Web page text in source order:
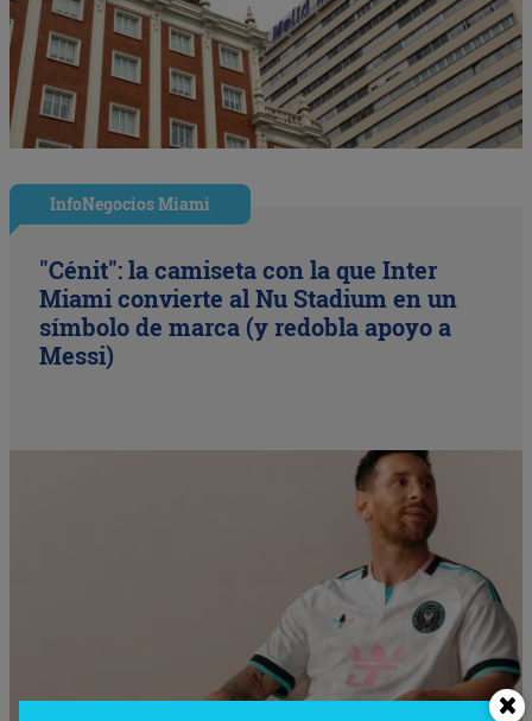
InfoNegocios Miami
"Cénit": la camiseta con la que Inter
Miami convierte al Nu Stadium en un
símbolo de marca (y redobla apoyo a
Messi)